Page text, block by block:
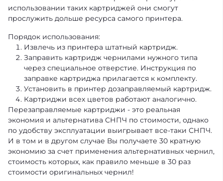
использовании таких картриджей они смогут
прослужить дольше ресурса самого принтера.
Порядок использования:
Извлечь из принтера штатный картридж.
Заправить картридж чернилами нужного типа
через специальное отверстие. Инструкция по
заправке картриджа прилагается к комплекту.
Установить в принтер дозаправляемый картридж.
Картриджи всех цветов работают аналогично.
Перезаправляемые картриджи - это реальная
экономия и альтернатива СНПЧ по стоимости, однако
по удобству эксплуатации выигрывает все-таки СНПЧ.
И в том и в другом случае Вы получаете 30 кратную
экономию за счет применения альтернативных чернил,
стоимость которых, как правило меньше в 30 раз
стоимости оригинальных чернил!